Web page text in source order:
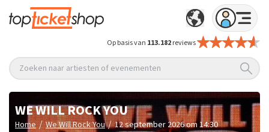
Op basis van 113.182reviews
Zoeken naar artiesten of evenementen
WE WILL ROCK YOU
Home / We Will Rock You / 12 september 2026 om 14:30